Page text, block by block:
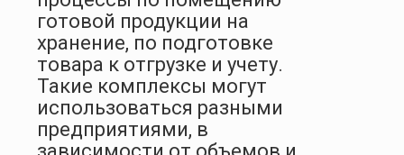
готовой продукции на
хранение, по подготовке
товара к отгрузке и учету.
Такие комплексы могут
использоваться разными
предприятиями, в